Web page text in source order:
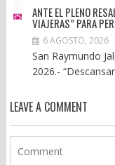
ANTE EL PLENO
VIAJERAS” PARA
6 AGOSTO, 2026
San Raymundo
2026.-
LEAVE A COMMENT